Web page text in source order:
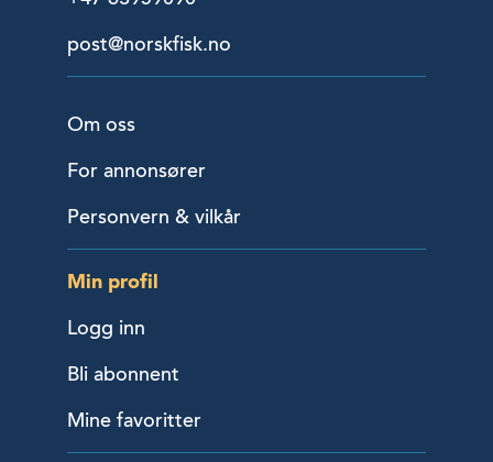
post@norskfisk.no
Om oss
For annonsører
Personvern & vilkår
Min profil
Logg inn
Bli abonnent
Mine favoritter